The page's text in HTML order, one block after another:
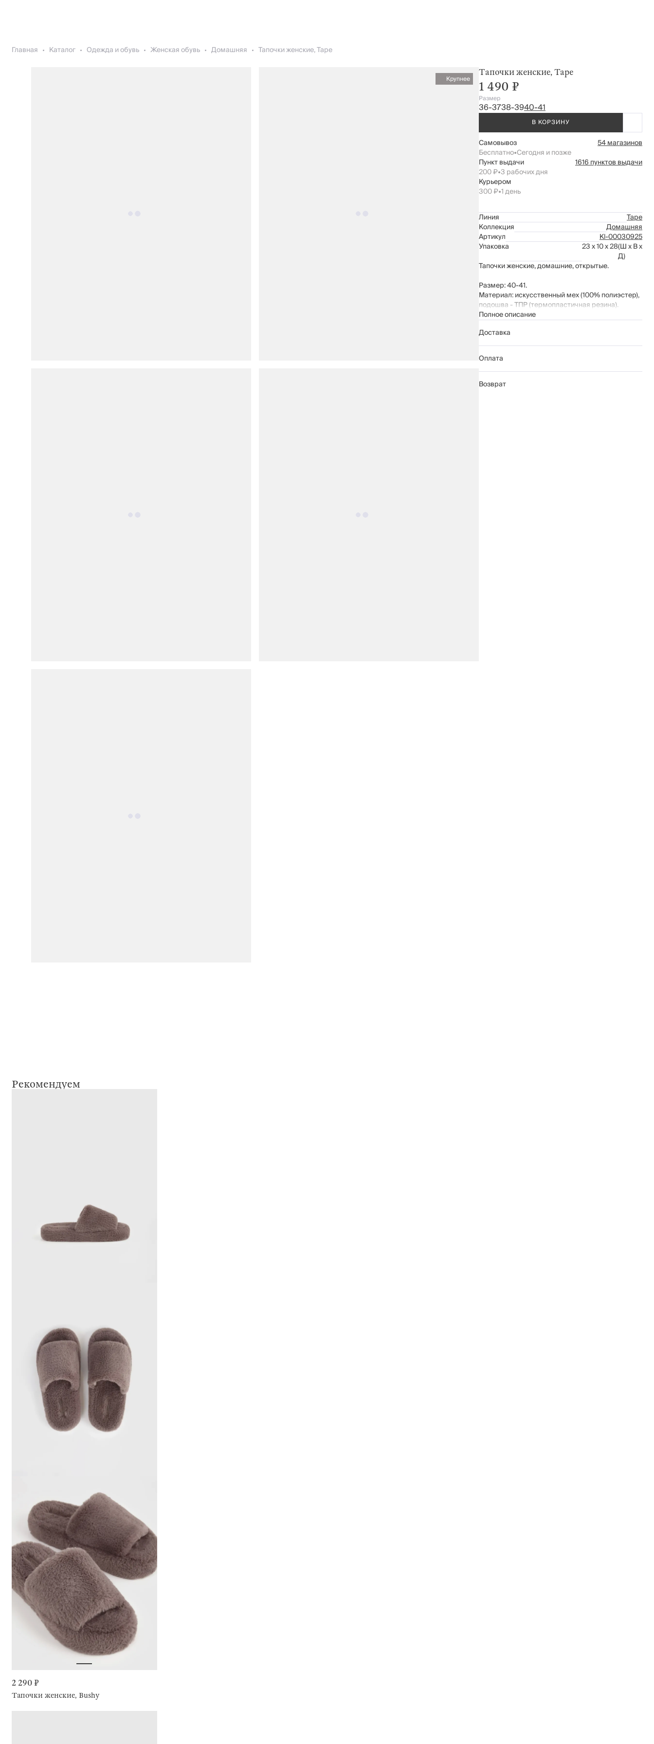
Главная Каталог Одежда и обувь Женская обувь Домашняя Тапочки женские, Tape
Крупнее
Тапочки женские, Tape
1 490 ₽
Размер
36-3738-3940-41
В КОРЗИНУ
Самовывоз
54 магазинов
Бесплатно•Сегодня и позже
Пункт выдачи
1616 пунктов выдачи
200 ₽•3 рабочих дня
Курьером
300 ₽•1 день
Линия
Tape
Коллекция
Домашняя
Артикул
Kl-00030925
Упаковка
23 x 10 x 28(Ш x В x
Д)
Тапочки женские, домашние, открытые.
Размер: 40-41.
Материал: искусственный мех (100% полиэстер),
подошва - ТПР (термопластичная резина).
до 30°C; не отбеливать; гладить при температуре
до 110°C; химчистка запрещена; барабанная
сушка до 40°C.
Полное описание
Доставка
Оплата
Возврат
Рекомендуем
2 290 ₽
Тапочки женские, Bushy